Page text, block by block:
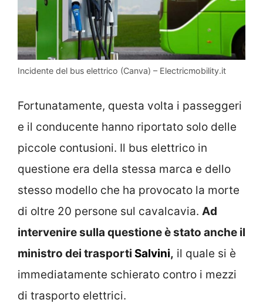
Incidente del bus elettrico (Canva) – Electricmobility.it
Fortunatamente, questa volta i passeggeri
e il conducente hanno riportato solo delle
piccole contusioni. Il bus elettrico in
questione era della stessa marca e dello
stesso modello che ha provocato la morte
di oltre 20 persone sul cavalcavia. Ad
intervenire sulla questione è stato anche il
ministro dei trasporti Salvini, il quale si è
immediatamente schierato contro i mezzi
di trasporto elettrici.